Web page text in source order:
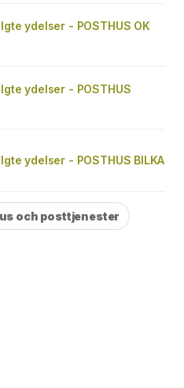
ydelser - POSTHUS OK
ydelser - POSTHUS
ydelser - POSTHUS BILKA
och posttjenester